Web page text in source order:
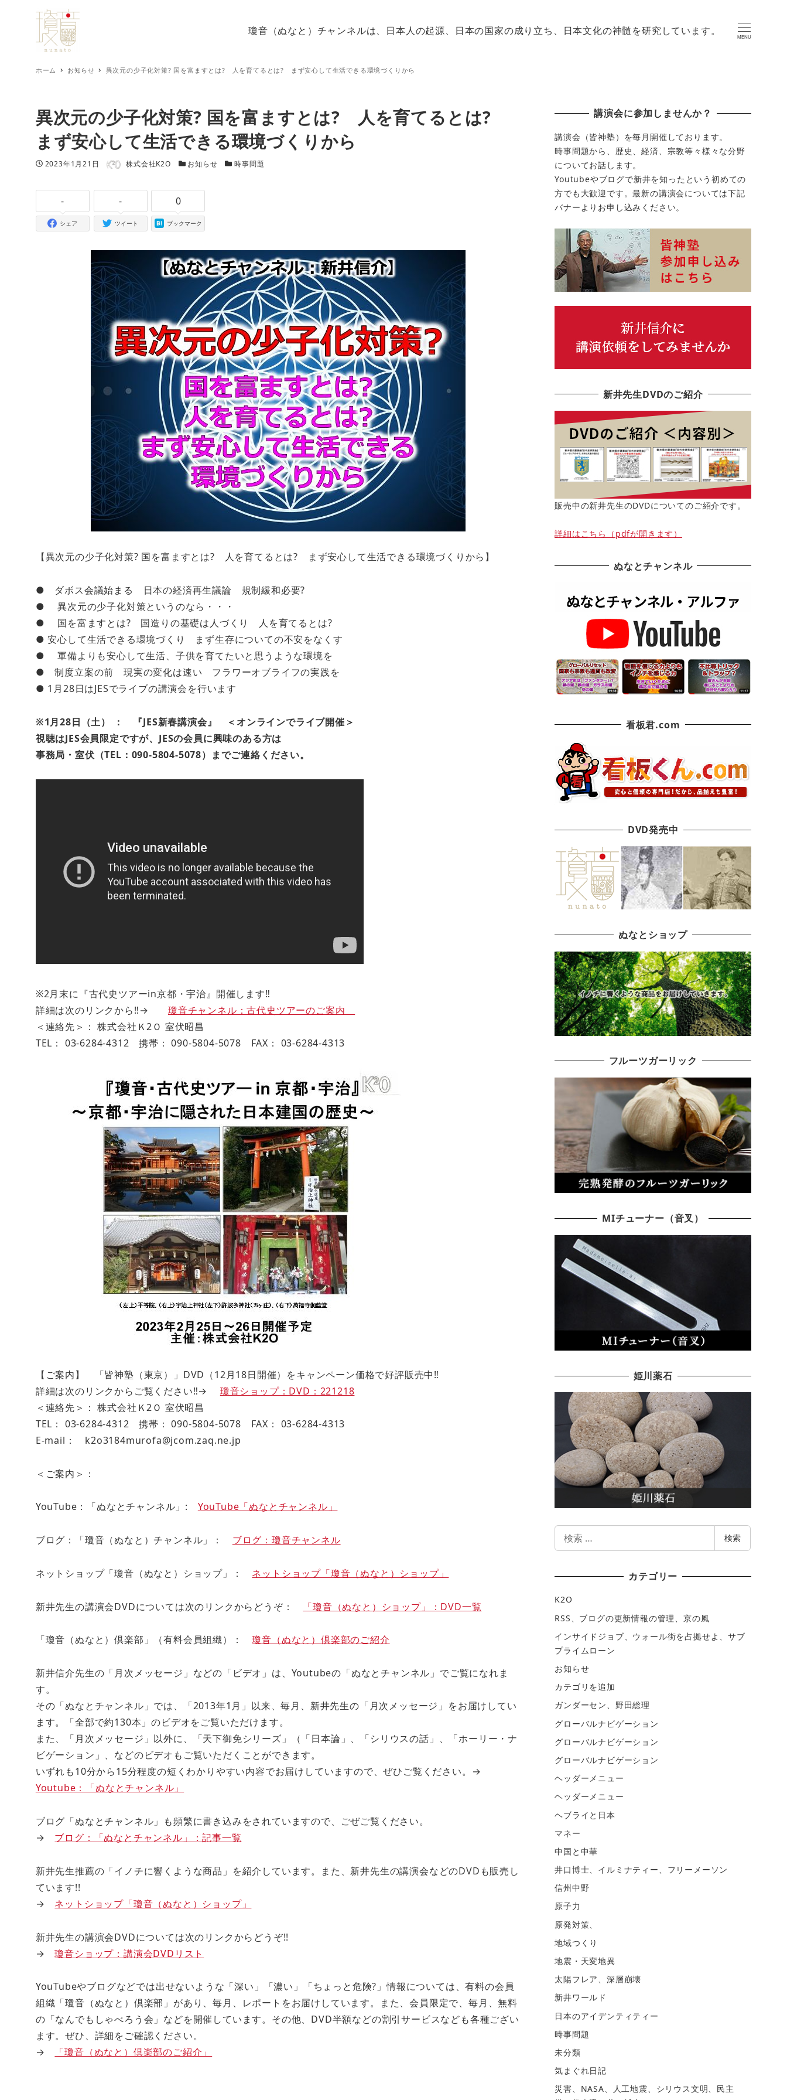
瓊音（ぬなと）チャンネルは、日本人の起源、日本の国家の成り立ち、日本文化の神髄を研究しています。
MENU
ホーム お知らせ 異次元の少子化対策? 国を富ますとは? 人を育てるとは? まず安心して生活できる環境づくりから
異次元の少子化対策? 国を富ますとは? 人を育てるとは?
まず安心して生活できる環境づくりから
投稿日
2023年1月21日 著者 株式会社K2O カテゴリー
お知らせ カテゴリー
時事問題
-
シェア
-
ツイート
0
ブックマーク
【異次元の少子化対策? 国を富ますとは? 人を育てるとは? まず安心して生活できる環境づくりから】
● ダボス会議始まる 日本の経済再生議論 規制緩和必要?
● 異次元の少子化対策というのなら・・・
● 国を富ますとは? 国造りの基礎は人づくり 人を育てるとは?
● 安心して生活できる環境づくり まず生存についての不安をなくす
● 軍備よりも安心して生活、子供を育てたいと思うような環境を
● 制度立案の前 現実の変化は速い フラワーオブライフの実践を
● 1月28日はJESでライブの講演会を行います
※1月28日（土） ： 『JES新春講演会』 ＜オンラインでライブ開催＞
視聴はJES会員限定ですが、JESの会員に興味のある方は
事務局・室伏（TEL：090-5804-5078）までご連絡ください。
※2月末に『古代史ツアーin京都・宇治』開催します‼
詳細は次のリンクから‼→ 瓊音チャンネル：古代史ツアーのご案内
＜連絡先＞： 株式会社Ｋ2Ｏ 室伏昭昌
TEL： 03-6284-4312 携帯： 090-5804-5078 FAX： 03-6284-4313
【ご案内】 「皆神塾（東京）」DVD（12月18日開催）をキャンペーン価格で好評販売中‼
詳細は次のリンクからご覧ください‼→ 瓊音ショップ：DVD：221218
＜連絡先＞： 株式会社Ｋ2Ｏ 室伏昭昌
TEL： 03-6284-4312 携帯： 090-5804-5078 FAX： 03-6284-4313
E-mail： k2o3184murofa@jcom.zaq.ne.jp
＜ご案内＞：
YouTube：「ぬなとチャンネル」: YouTube「ぬなとチャンネル」
ブログ：「瓊音（ぬなと）チャンネル」： ブログ：瓊音チャンネル
ネットショップ「瓊音（ぬなと）ショップ」： ネットショップ「瓊音（ぬなと）ショップ」
新井先生の講演会DVDについては次のリンクからどうぞ： 「瓊音（ぬなと）ショップ」：DVD一覧
「瓊音（ぬなと）倶楽部」（有料会員組織）：瓊音（ぬなと）倶楽部のご紹介
新井信介先生の「月次メッセージ」などの「ビデオ」は、Youtubeの「ぬなとチャンネル」でご覧になれま
す。
その「ぬなとチャンネル」では、「2013年1月」以来、毎月、新井先生の「月次メッセージ」をお届けしてい
ます。「全部で約130本」のビデオをご覧いただけます。
また、「月次メッセージ」以外に、「天下御免シリーズ」（「日本論」、「シリウスの話」、「ホーリー・ナ
ビゲーション」、などのビデオもご覧いただくことができます。
いずれも10分から15分程度の短くわかりやすい内容でお届けしていますので、ぜひご覧ください。→
Youtube：「ぬなとチャンネル」
ブログ「ぬなとチャンネル」も頻繁に書き込みをされていますので、ごぜご覧ください。
→ ブログ：「ぬなとチャンネル」：記事一覧
新井先生推薦の「イノチに響くような商品」を紹介しています。また、新井先生の講演会などのDVDも販売し
ています!!
→ ネットショップ「瓊音（ぬなと）ショップ」
新井先生の講演会DVDについては次のリンクからどうぞ!!
→瓊音ショップ：講演会DVDリスト
YouTubeやブログなどでは出せないような「深い」「濃い」「ちょっと危険?」情報については、有料の会員
組織「瓊音（ぬなと）倶楽部」があり、毎月、レポートをお届けしています。また、会員限定で、毎月、無料
の「なんでもしゃべろう会」などを開催しています。その他、DVD半額などの割引サービスなども各種ござい
ます。ぜひ、詳細をご確認ください。
→
「瓊音（ぬなと）倶楽部のご紹介」
講演会に参加しませんか？
講演会（皆神塾）を毎月開催しております。
時事問題から、歴史、経済、宗教等々様々な分野
についてお話します。
Youtubeやブログで新井を知ったという初めての
方でも大歓迎です。最新の講演会については下記
バナーよりお申し込みください。
新井先生DVDのご紹介
販売中の新井先生のDVDについてのご紹介です。
詳細はこちら（pdfが開きます）
ぬなとチャンネル
看板君.com
DVD発売中
ぬなとショップ
フルーツガーリック
MIチューナー（音叉）
姫川薬石
検
検索
カテゴリー
K2O
RSS、ブログの更新情報の管理、京の風
インサイドジョブ、ウォール街を占拠せよ、サブ
プライムローン
お知らせ
カテゴリを追加
ガンダーセン、野田総理
グローバルナビゲーション
グローバルナビゲーション
グローバルナビゲーション
ヘッダーメニュー
ヘッダーメニュー
ヘブライと日本
マネー
中国と中華
井口博士、イルミナティー、フリーメーソン
信州中野
原子力
原発対策、
地域つくり
地震・天変地異
太陽フレア、深層崩壊
新井ワールド
日本のアイデンティティー
時事問題
未分類
気まぐれ日記
災害、NASA、人工地震、シリウス文明、民主